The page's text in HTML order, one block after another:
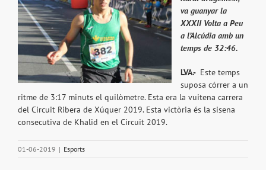
va guanyar la
XXXII Volta a Peu
a l’Alcúdia amb un
temps de 32:46.
LVA.- Este temps
suposa córrer a un
ritme de 3:17 minuts el quilòmetre. Esta era la vuitena carrera
del Circuit Ribera de Xúquer 2019. Esta victòria és la sisena
consecutiva de Khalid en el Circuit 2019.
01-06-2019 | Esports